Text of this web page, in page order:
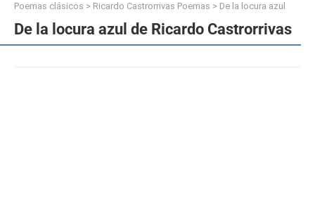
Poemas clásicos > Ricardo Castrorrivas Poemas > De la locura azul
De la locura azul de Ricardo Castrorrivas